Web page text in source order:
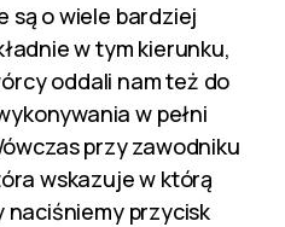
są o wiele bardziej
w tym kierunku,
oddali nam też do
w pełni
przy zawodniku
wskazuje w którą
naciśniemy przycisk